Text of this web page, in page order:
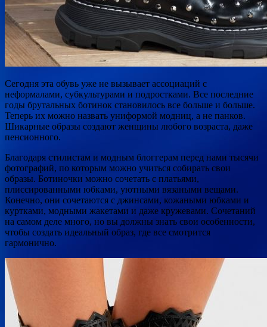
Сегодня эта обувь уже не вызывает ассоциаций с
неформалами, субкультурами и подростками. Все последние
годы брутальных ботинок становилось все больше и больше.
Теперь их можно назвать униформой модниц, а не панков.
Шикарные образы создают женщины любого возраста, даже
пенсионного.
Благодаря стилистам и модным блоггерам перед нами тысячи
фотографий, по которым можно учиться собирать свои
образы. Ботиночки можно сочетать с платьями,
плиссированными юбками, уютными вязаными вещами.
Конечно, они сочетаются с джинсами, кожаными юбками и
куртками, модными жакетами и даже кружевами. Сочетаний
на самом деле много, но вы должны знать свои особенности,
чтобы создать идеальный образ, где все смотрится
гармонично.